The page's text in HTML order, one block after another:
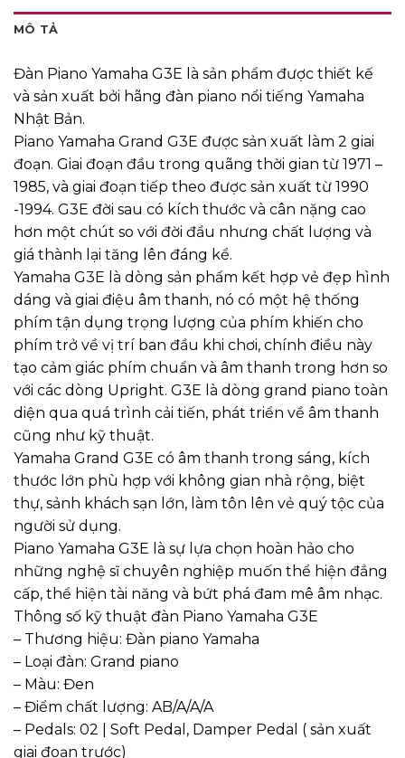
MÔ TẢ
Đàn Piano Yamaha G3E là sản phẩm được thiết kế
và sản xuất bởi hãng đàn piano nổi tiếng Yamaha
Nhật Bản.
Piano Yamaha Grand G3E được sản xuất làm 2 giai
đoạn. Giai đoạn đầu trong quãng thời gian từ 1971 –
1985, và giai đoạn tiếp theo được sản xuất từ 1990
-1994. G3E đời sau có kích thước và cân nặng cao
hơn một chút so với đời đầu nhưng chất lượng và
giá thành lại tăng lên đáng kể.
Yamaha G3E là dòng sản phẩm kết hợp vẻ đẹp hình
dáng và giai điệu âm thanh, nó có một hệ thống
phím tận dụng trọng lượng của phím khiến cho
phím trở về vị trí ban đầu khi chơi, chính điều này
tạo cảm giác phím chuẩn và âm thanh trong hơn so
với các dòng Upright. G3E là dòng grand piano toàn
diện qua quá trình cải tiến, phát triển về âm thanh
cũng như kỹ thuật.
Yamaha Grand G3E có âm thanh trong sáng, kích
thước lớn phù hợp với không gian nhà rộng, biệt
thự, sảnh khách sạn lớn, làm tôn lên vẻ quý tộc của
người sử dụng.
Piano Yamaha G3E là sự lựa chọn hoàn hảo cho
những nghệ sĩ chuyên nghiệp muốn thể hiện đẳng
cấp, thể hiện tài năng và bứt phá đam mê âm nhạc.
Thông số kỹ thuật đàn Piano Yamaha G3E
– Thương hiệu: Đàn piano Yamaha
– Loại đàn: Grand piano
– Màu: Đen
– Điểm chất lượng: AB/A/A/A
– Pedals: 02 | Soft Pedal, Damper Pedal ( sản xuất
giai đoạn trước)